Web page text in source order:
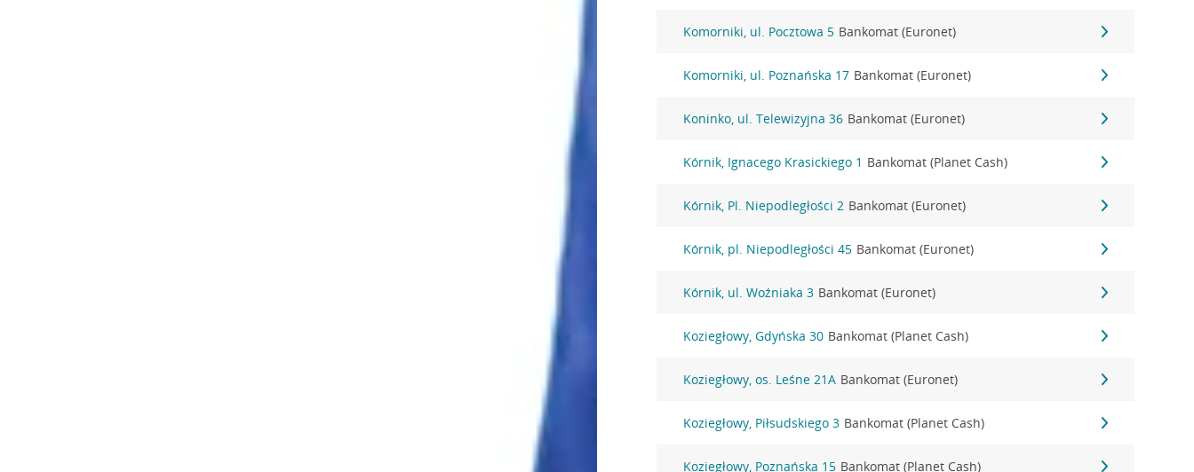
Komorniki, ul. Pocztowa 5 Bankomat (Euronet)
Komorniki, ul. Poznańska 17 Bankomat (Euronet)
Koninko, ul. Telewizyjna 36 Bankomat (Euronet)
Kórnik, Ignacego Krasickiego 1 Bankomat (Planet Cash)
Kórnik, Pl. Niepodległości 2 Bankomat (Euronet)
Kórnik, pl. Niepodległości 45 Bankomat (Euronet)
Kórnik, ul. Woźniaka 3 Bankomat (Euronet)
Koziegłowy, Gdyńska 30 Bankomat (Planet Cash)
Koziegłowy, os. Leśne 21A Bankomat (Euronet)
Koziegłowy, Piłsudskiego 3 Bankomat (Planet Cash)
Koziegłowy, Poznańska 15 Bankomat (Planet Cash)